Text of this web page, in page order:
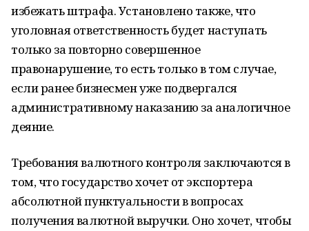
избежать штрафа. Установлено также, что
уголовная ответственность будет наступать
только за повторно совершенное
правонарушение, то есть только в том случае,
если ранее бизнесмен уже подвергался
административному наказанию за аналогичное
деяние.
Требования валютного контроля заключаются в
том, что государство хочет от экспортера
абсолютной пунктуальности в вопросах
получения валютной выручки. Оно хочет, чтобы